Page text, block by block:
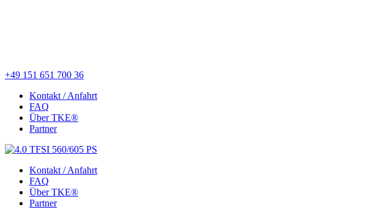
+49 151 651 700 36
Kontakt / Anfahrt
FAQ
Über TKE®
Partner
Kontakt / Anfahrt
FAQ
Über TKE®
Partner